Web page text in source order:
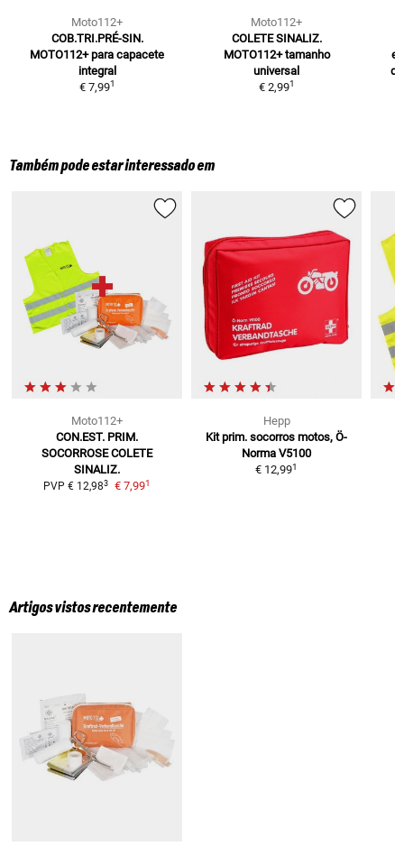
Moto112+
COB.TRI.PRÉ-SIN.
MOTO112+ para capacete
integral
€ 7,991
Moto112+
COLETE SINALIZ.
MOTO112+ tamanho
universal
€ 2,991
Também pode estar interessado em
Moto112+
CON.EST. PRIM.
SOCORROSE COLETE
SINALIZ.
PVP € 12,983 € 7,991
Hepp
Kit prim. socorros motos, Ö-
Norma V5100
€ 12,991
Artigos vistos recentemente